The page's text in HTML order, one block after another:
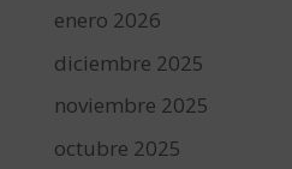
enero 2026
diciembre 2025
noviembre 2025
octubre 2025